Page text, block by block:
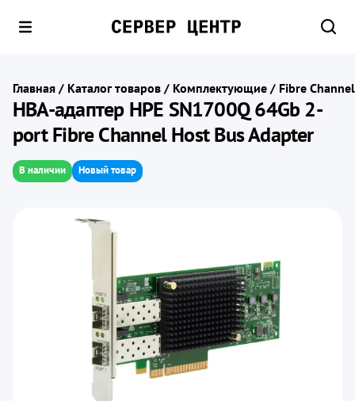
Главная / Каталог товаров / Комплектующие / Fibre
HBA-адаптер HPE SN1700Q 64Gb 2-
port Fibre Channel Host Bus Adapter
В наличии Новый товар